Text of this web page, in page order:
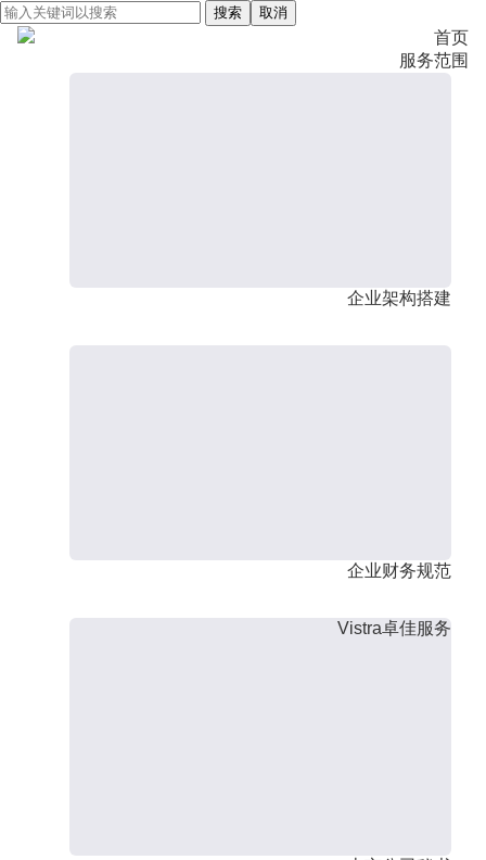
搜索 取消
首页
服务范围
企业架构搭建
企业财务规范
Vistra卓佳服务